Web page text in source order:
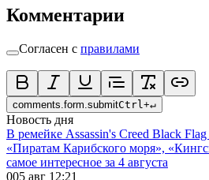
Комментарии
Согласен с правилами
comments.form.submitCtrl+↵
Новость дня
В ремейке Assassin's Creed Black
«Пиратам Карибского моря»,
самое интересное за 4 августа
005 авг 12:21